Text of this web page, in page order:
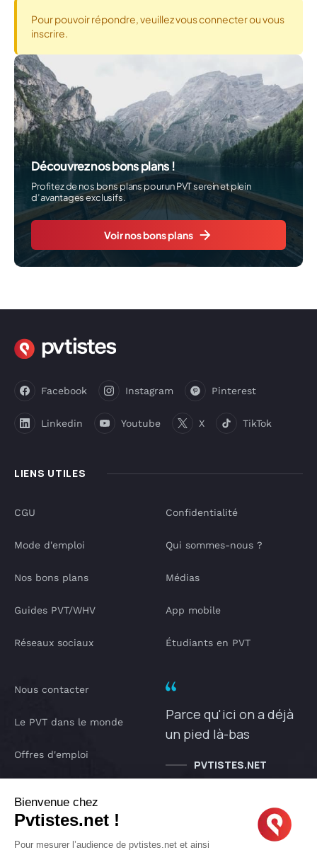
Pour pouvoir répondre, veuillez vous connecter ou vous
inscrire.
Découvrez nos bons plans !
Profitez de nos bons plans pour un PVT serein et plein
d’avantages exclusifs.
Voir nos bons plans
LIENS UTILES
Facebook Instagram Pinterest
Linkedin Youtube X TikTok
CGU
Mode d'emploi
Nos bons plans
Guides PVT/WHV
Réseaux sociaux
Confidentialité
Qui sommes-nous ?
Médias
App mobile
Étudiants en PVT
Nous contacter
Le PVT dans le monde
Offres d'emploi
IA pvtistes
Parce qu'ici on a déjà
un pied là-bas
PVTISTES.NET
Bienvenue chez
Pvtistes.net !
Pour mesurer l’audience de pvtistes.net et ainsi